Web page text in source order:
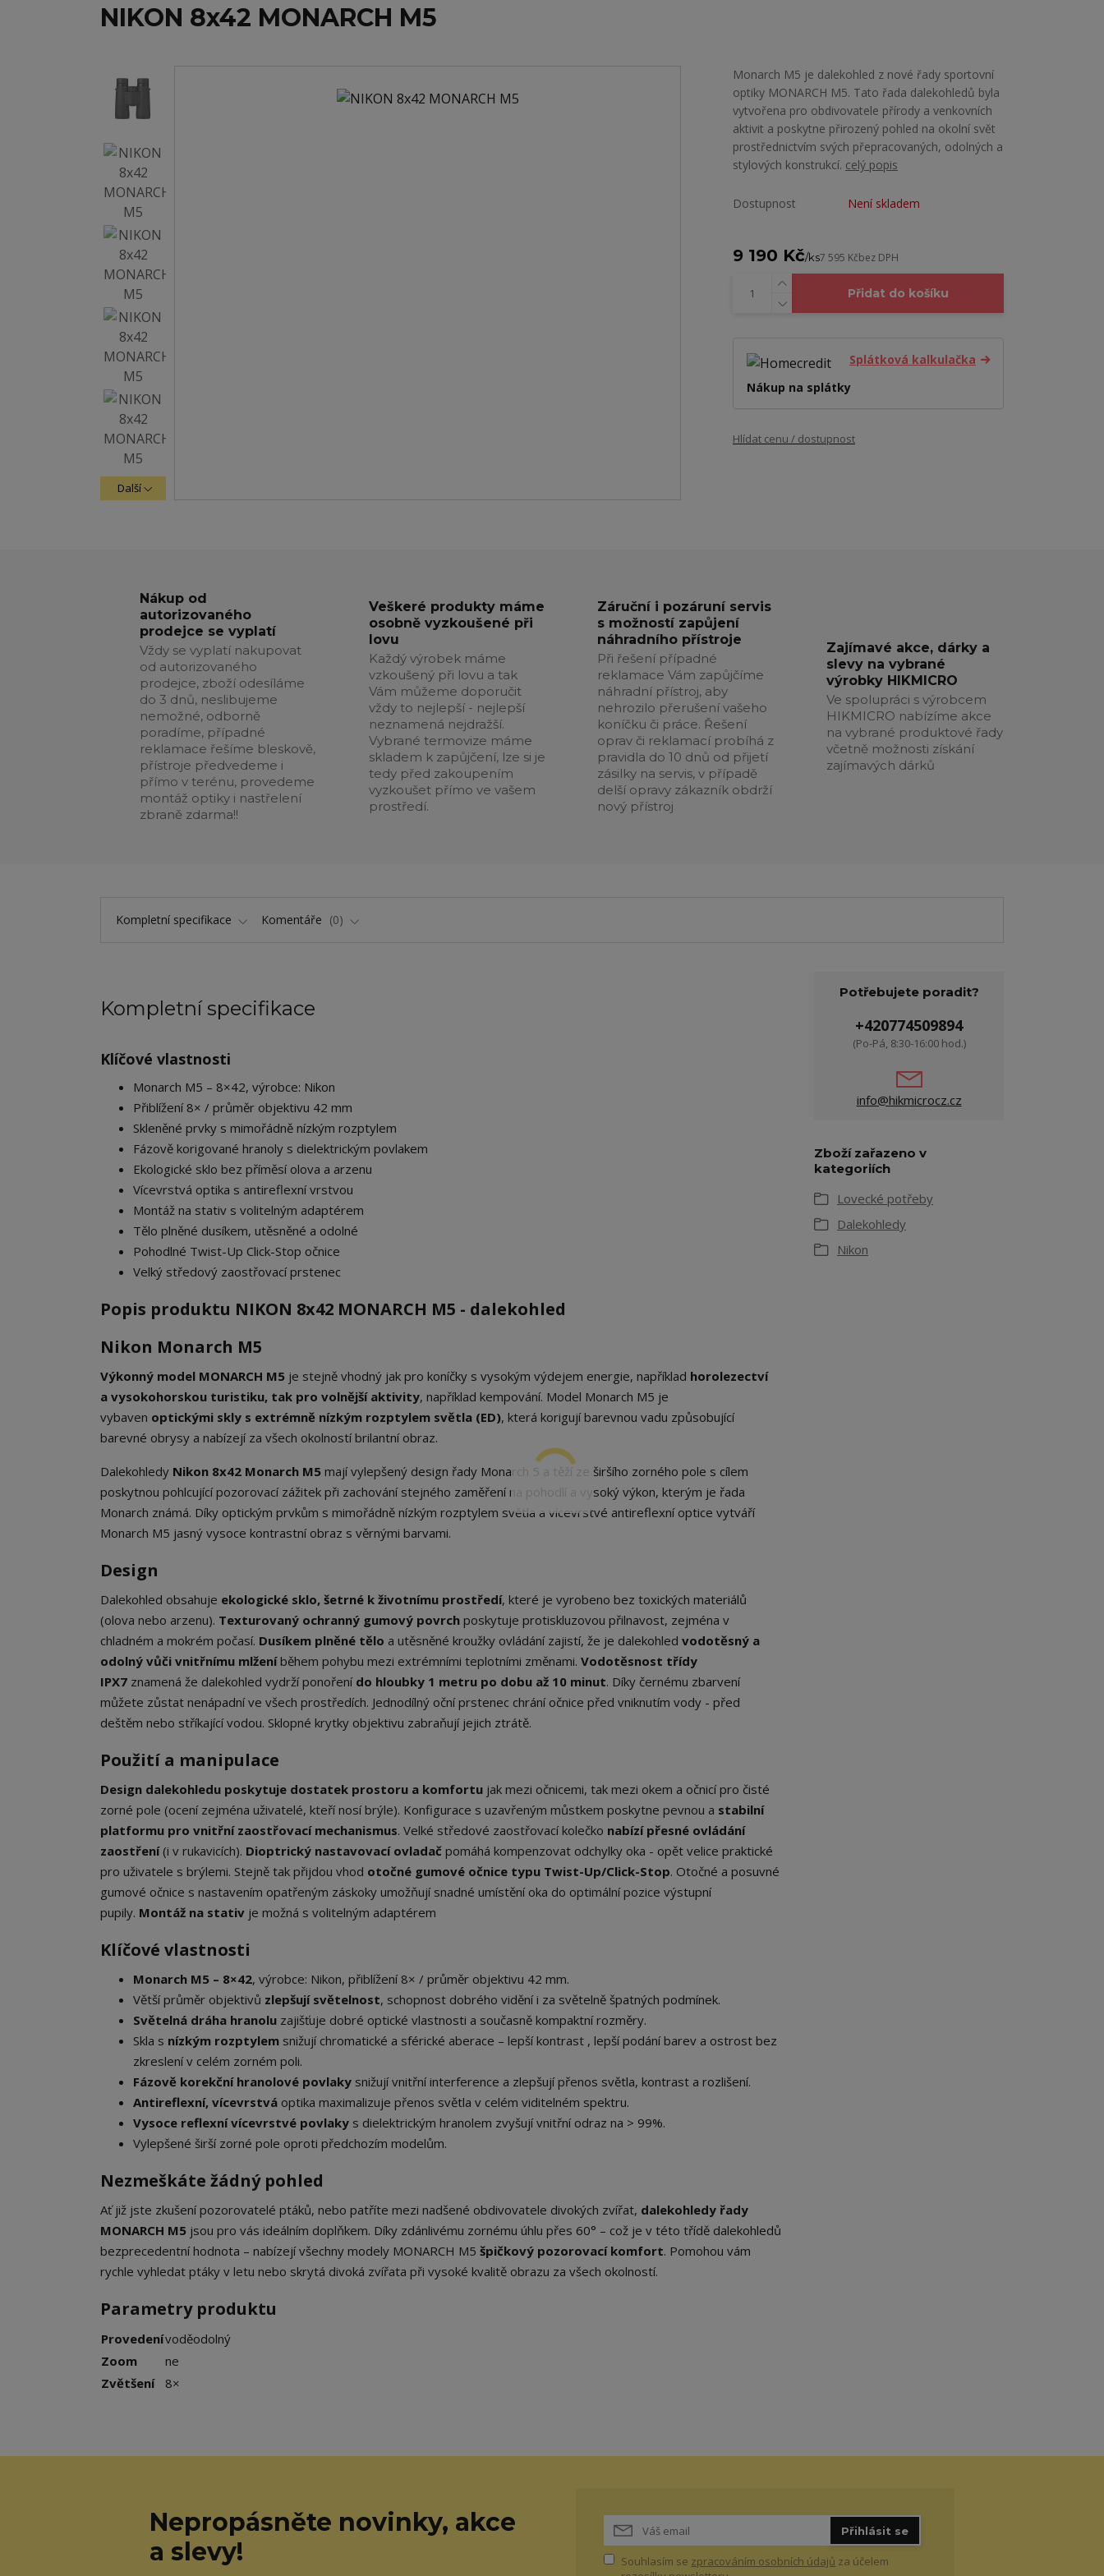
NIKON 8x42 MONARCH M5
Další
Monarch M5 je dalekohled z nové řady sportovní
optiky MONARCH M5. Tato řada dalekohledů byla
vytvořena pro obdivovatele přírody a venkovních
aktivit a poskytne přirozený pohled na okolní svět
prostřednictvím svých přepracovaných, odolných a
stylových konstrukcí. celý popis
Dostupnost Není skladem
9 190 Kč/ks7 595 Kčbez DPH
Přidat do košíku
Splátková kalkulačka
Nákup na splátky
Hlídat cenu / dostupnost
Nákup od
autorizovaného
prodejce se vyplatí
Vždy se vyplatí nakupovat
od autorizovaného
prodejce, zboží odesíláme
do 3 dnů, neslibujeme
nemožné, odborně
poradíme, případné
reklamace řešíme bleskově,
přístroje předvedeme i
přímo v terénu, provedeme
montáž optiky i nastřelení
zbraně zdarma!!
Veškeré produkty máme
osobně vyzkoušené při
lovu
Každý výrobek máme
vzkoušený při lovu a tak
Vám můžeme doporučit
vždy to nejlepší - nejlepší
neznamená nejdražší.
Vybrané termovize máme
skladem k zapůjčení, lze si je
tedy před zakoupením
vyzkoušet přímo ve vašem
prostředí.
Záruční i pozáruní servis
s možností zapůjení
náhradního přístroje
Při řešení případné
reklamace Vám zapůjčíme
náhradní přístroj, aby
nehrozilo přerušení vašeho
koníčku či práce. Řešení
oprav či reklamací probíhá z
pravidla do 10 dnů od přijetí
zásilky na servis, v případě
delší opravy zákazník obdrží
nový přístroj
Zajímavé akce, dárky a
slevy na vybrané
výrobky HIKMICRO
Ve spolupráci s výrobcem
HIKMICRO nabízíme akce
na vybrané produktové řady
včetně možnosti získání
zajímavých dárků
Kompletní specifikace Komentáře 0
Kompletní specifikace
Klíčové vlastnosti
Monarch M5 – 8×42, výrobce: Nikon
Přiblížení 8× / průměr objektivu 42 mm
Skleněné prvky s mimořádně nízkým rozptylem
Fázově korigované hranoly s dielektrickým povlakem
Ekologické sklo bez příměsí olova a arzenu
Vícevrstvá optika s antireflexní vrstvou
Montáž na stativ s volitelným adaptérem
Tělo plněné dusíkem, utěsněné a odolné
Pohodlné Twist-Up Click-Stop očnice
Velký středový zaostřovací prstenec
Popis produktu NIKON 8x42 MONARCH M5 - dalekohled
Nikon Monarch M5
Výkonný model MONARCH M5 je stejně vhodný jak pro koníčky s vysokým výdejem energie, například horolezectví
a vysokohorskou turistiku, tak pro volnější aktivity, například kempování. Model Monarch M5 je
vybaven optickými skly s extrémně nízkým rozptylem světla (ED), která korigují barevnou vadu způsobující
barevné obrysy a nabízejí za všech okolností brilantní obraz.
Dalekohledy Nikon 8x42 Monarch M5 mají vylepšený design řady Monarch 5 a těží ze širšího zorného pole s cílem
poskytnou pohlcující pozorovací zážitek při zachování stejného zaměření na pohodlí a vysoký výkon, kterým je řada
Monarch známá. Díky optickým prvkům s mimořádně nízkým rozptylem světla a vícevrstvé antireflexní optice vytváří
Monarch M5 jasný vysoce kontrastní obraz s věrnými barvami.
Design
Dalekohled obsahuje ekologické sklo, šetrné k životnímu prostředí, které je vyrobeno bez toxických materiálů
(olova nebo arzenu). Texturovaný ochranný gumový povrch poskytuje protiskluzovou přilnavost, zejména v
chladném a mokrém počasí. Dusíkem plněné tělo a utěsněné kroužky ovládání zajistí, že je dalekohled vodotěsný a
odolný vůči vnitřnímu mlženíběhem pohybu mezi extrémními teplotními změnami. Vodotěsnost třídy
IPX7 znamená že dalekohled vydrží ponoření do hloubky 1 metru po dobu až 10 minut. Díky černému zbarvení
můžete zůstat nenápadní ve všech prostředích. Jednodílný oční prstenec chrání očnice před vniknutím vody - před
deštěm nebo stříkající vodou. Sklopné krytky objektivu zabraňují jejich ztrátě.
Použití a manipulace
Design dalekohledu poskytuje dostatek prostoru a komfortu jak mezi očnicemi, tak mezi okem a očnicí pro čisté
zorné pole (ocení zejména uživatelé, kteří nosí brýle). Konfigurace s uzavřeným můstkem poskytne pevnou a stabilní
platformu pro vnitřní zaostřovací mechanismus. Velké středové zaostřovací kolečko nabízí přesné ovládání
zaostření(i v rukavicích). Dioptrický nastavovací ovladač pomáhá kompenzovat odchylky oka - opět velice praktické
pro uživatele s brýlemi. Stejně tak přijdou vhod otočné gumové očnice typu Twist-Up/Click-Stop. Otočné a posuvné
gumové očnice s nastavením opatřeným záskoky umožňují snadné umístění oka do optimální pozice výstupní
pupily. Montáž na stativ je možná s volitelným adaptérem
Klíčové vlastnosti
Monarch M5 – 8×42, výrobce: Nikon, přiblížení 8× / průměr objektivu 42 mm.
Větší průměr objektivů zlepšují světelnost, schopnost dobrého vidění i za světelně špatných podmínek.
Světelná dráha hranolu zajišťuje dobré optické vlastnosti a současně kompaktní rozměry.
Skla s nízkým rozptylem snižují chromatické a sférické aberace – lepší kontrast , lepší podání barev a ostrost bez
zkreslení v celém zorném poli.
Fázově korekční hranolové povlaky snižují vnitřní interference a zlepšují přenos světla, kontrast a rozlišení.
Antireflexní, vícevrstvá optika maximalizuje přenos světla v celém viditelném spektru.
Vysoce reflexní vícevrstvé povlaky s dielektrickým hranolem zvyšují vnitřní odraz na > 99%.
Vylepšené širší zorné pole oproti předchozím modelům.
Nezmeškáte žádný pohled
Ať již jste zkušení pozorovatelé ptáků, nebo patříte mezi nadšené obdivovatele divokých zvířat, dalekohledy řady
MONARCH M5 jsou pro vás ideálním doplňkem. Díky zdánlivému zornému úhlu přes 60° – což je v této třídě dalekohledů
bezprecedentní hodnota – nabízejí všechny modely MONARCH M5 špičkový pozorovací komfort. Pomohou vám
rychle vyhledat ptáky v letu nebo skrytá divoká zvířata při vysoké kvalitě obrazu za všech okolností.
Parametry produktu
Provedenívoděodolný
Zoom
ne
Zvětšení
8×
Potřebujete poradit?
+420774509894
(Po-Pá, 8:30-16:00 hod.)
info@hikmicrocz.cz
Zboží zařazeno v
kategoriích
Lovecké potřeby
Dalekohledy
Nikon
Nepropásněte novinky, akce
a slevy!
Přihlásit se
Souhlasím se zpracováním osobních údajů za účelem